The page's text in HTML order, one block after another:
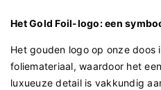
Het Gold Foil-logo: een
Het gouden logo op onze
foliemateriaal, waardoor het
luxueuze detail is vakkundig